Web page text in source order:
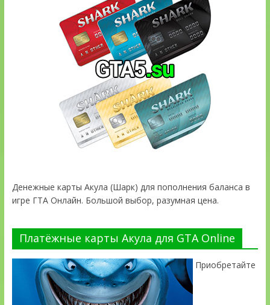
Денежные карты Акула (Шарк) для пополнения баланса в
игре ГТА Онлайн. Большой выбор, разумная цена.
Платёжные карты Акула для GTA Online
Приобретайте